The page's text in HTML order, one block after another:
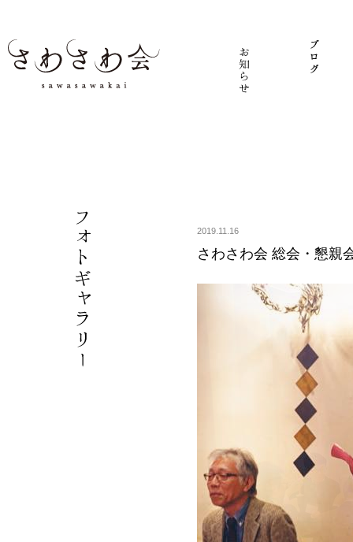
2019.11.16
さわさわ会 総会・懇親